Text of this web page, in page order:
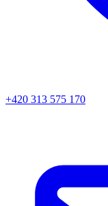
+420 313 575 170